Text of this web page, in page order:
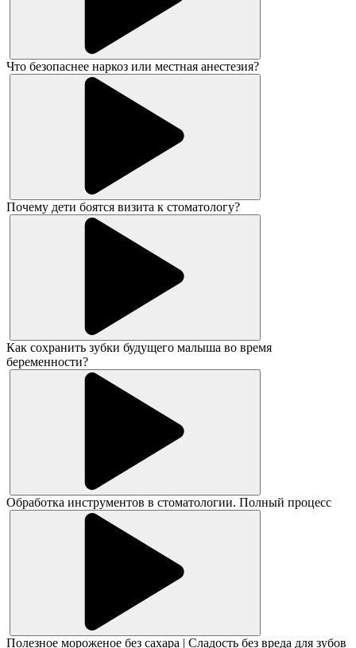
Что безопаснее наркоз или местная анестезия?
Почему дети боятся визита к стоматологу?
Как сохранить зубки будущего малыша во время
беременности?
Обработка инструментов в стоматологии. Полный процесс
Полезное мороженое без сахара | Сладость без вреда для зубов